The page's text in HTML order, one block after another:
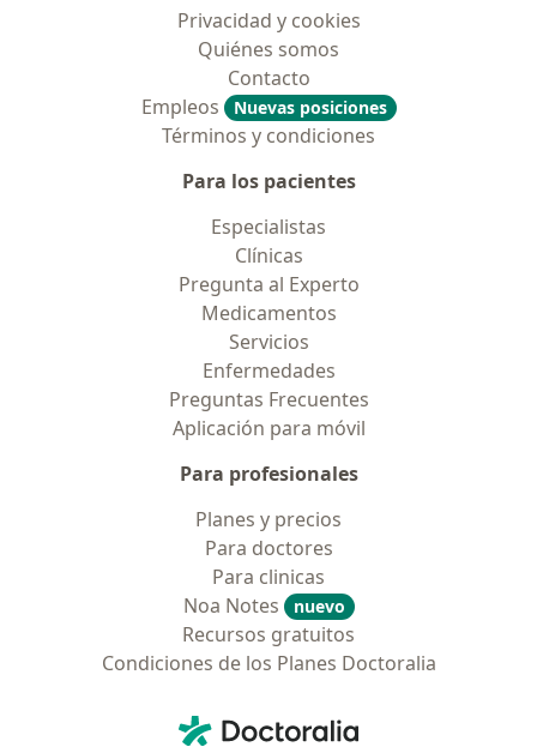
Privacidad y cookies
Quiénes somos
Contacto
Empleos
Nuevas posiciones
Términos y condiciones
Para los pacientes
Especialistas
Clínicas
Pregunta al Experto
Medicamentos
Servicios
Enfermedades
Preguntas Frecuentes
Aplicación para móvil
Para profesionales
Planes y precios
Para doctores
Para clinicas
Noa Notes
nuevo
Recursos gratuitos
Condiciones de los Planes Doctoralia
Doctoralia - Página de inicio